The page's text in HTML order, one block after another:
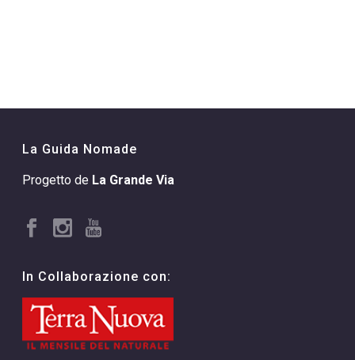
La Guida Nomade
Progetto de La Grande Via
In Collaborazione con: